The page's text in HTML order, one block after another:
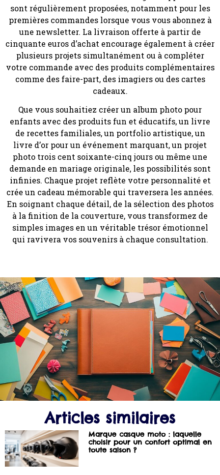
sont régulièrement proposées, notamment pour les
premières commandes lorsque vous vous abonnez à
une newsletter. La livraison offerte à partir de
cinquante euros d’achat encourage également à créer
plusieurs projets simultanément ou à compléter
votre commande avec des produits complémentaires
comme des faire-part, des imagiers ou des cartes
cadeaux.
Que vous souhaitiez créer un album photo pour
enfants avec des produits fun et éducatifs, un livre
de recettes familiales, un portfolio artistique, un
livre d’or pour un événement marquant, un projet
photo trois cent soixante-cinq jours ou même une
demande en mariage originale, les possibilités sont
infinies. Chaque projet reflète votre personnalité et
crée un cadeau mémorable qui traversera les années.
En soignant chaque détail, de la sélection des photos
à la finition de la couverture, vous transformez de
simples images en un véritable trésor émotionnel
qui ravivera vos souvenirs à chaque consultation.
Articles similaires
Marque casque moto : laquelle
choisir pour un confort optimal en
toute saison ?